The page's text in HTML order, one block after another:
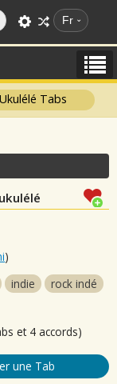
Fr
Tabs
)
indie
rock indé
et 4 accords)
une Tab